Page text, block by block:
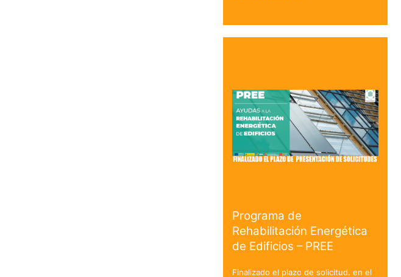
Programa de
Rehabilitación Energética
de Edificios – PREE
Finalizado el plazo de solicitud. en el